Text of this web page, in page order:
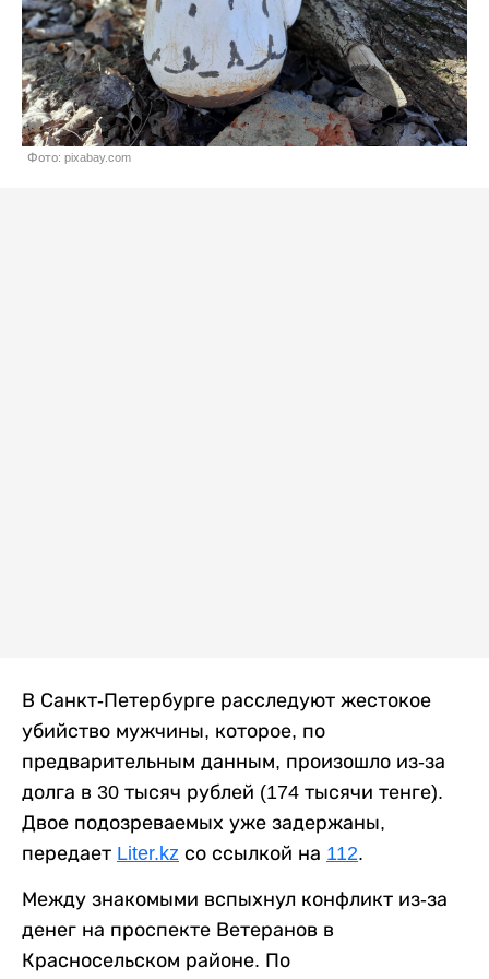
Фото: pixabay.com
В Санкт-Петербурге расследуют жестокое
убийство мужчины, которое, по
предварительным данным, произошло из-за
долга в 30 тысяч рублей (174 тысячи тенге).
Двое подозреваемых уже задержаны,
передает Liter.kz со ссылкой на 112.
Между знакомыми вспыхнул конфликт из-за
денег на проспекте Ветеранов в
Красносельском районе. По